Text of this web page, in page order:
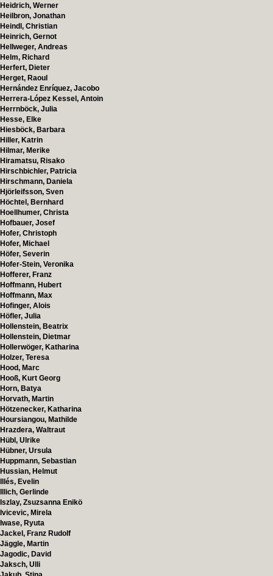
Heidrich, Werner
Heilbron, Jonathan
Heindl, Christian
Heinrich, Gernot
Hellweger, Andreas
Helm, Richard
Herfert, Dieter
Herget, Raoul
Hernández Enríquez, Jacobo
Herrera-López Kessel, Antoin
Herrnböck, Julia
Hesse, Elke
Hiesböck, Barbara
Hiller, Katrin
Hilmar, Merike
Hiramatsu, Risako
Hirschbichler, Patricia
Hirschmann, Daniela
Hjörleifsson, Sven
Höchtel, Bernhard
Hoellhumer, Christa
Hofbauer, Josef
Hofer, Christoph
Hofer, Michael
Höfer, Severin
Hofer-Stein, Veronika
Hofferer, Franz
Hoffmann, Hubert
Hoffmann, Max
Hofinger, Alois
Höfler, Julia
Hollenstein, Beatrix
Hollenstein, Dietmar
Hollerwöger, Katharina
Holzer, Teresa
Hood, Marc
Hooß, Kurt Georg
Horn, Batya
Horvath, Martin
Hötzenecker, Katharina
Hoursiangou, Mathilde
Hrazdera, Waltraut
Hübl, Ulrike
Hübner, Ursula
Huppmann, Sebastian
Hussian, Helmut
Illés, Evelin
Illich, Gerlinde
Iszlay, Zsuzsanna Enikö
Ivicevic, Mirela
Iwase, Ryuta
Jackel, Franz Rudolf
Jäggle, Martin
Jagodic, David
Jaksch, Ulli